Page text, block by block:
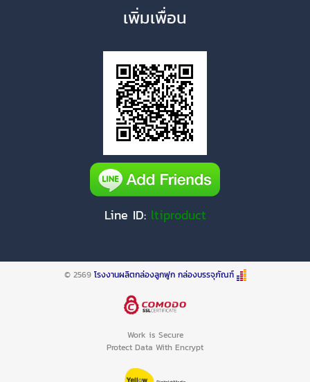
เพิ่มเพื่อน
Line ID: ltiproduct
© 2569 โรงงานผลิตกล่องลูกฟูก กล่องบรรจุภัณฑ์
Work is Secure
Protect Data With Encrypt